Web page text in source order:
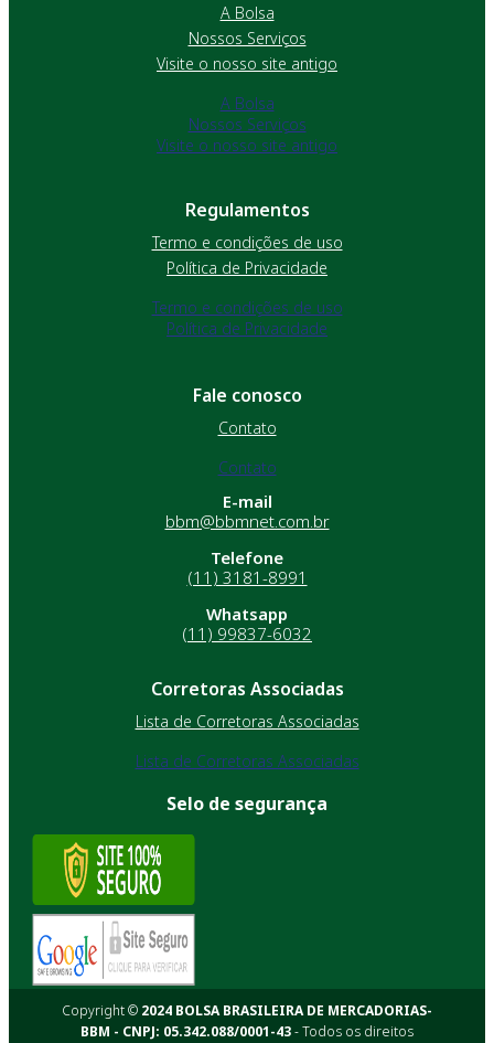
A Bolsa
Nossos Serviços
Visite o nosso site antigo
A Bolsa
Nossos Serviços
Visite o nosso site antigo
Regulamentos
Termo e condições de uso
Política de Privacidade
Termo e condições de uso
Política de Privacidade
Fale conosco
Contato
Contato
E-mail
bbm@bbmnet.com.br
Telefone
(11) 3181-8991
Whatsapp
(11) 99837-6032
Corretoras Associadas
Lista de Corretoras Associadas
Lista de Corretoras Associadas
Selo de segurança
Copyright © 2024 BOLSA BRASILEIRA DE MERCADORIAS-
BBM - CNPJ: 05.342.088/0001-43- Todos os direitos